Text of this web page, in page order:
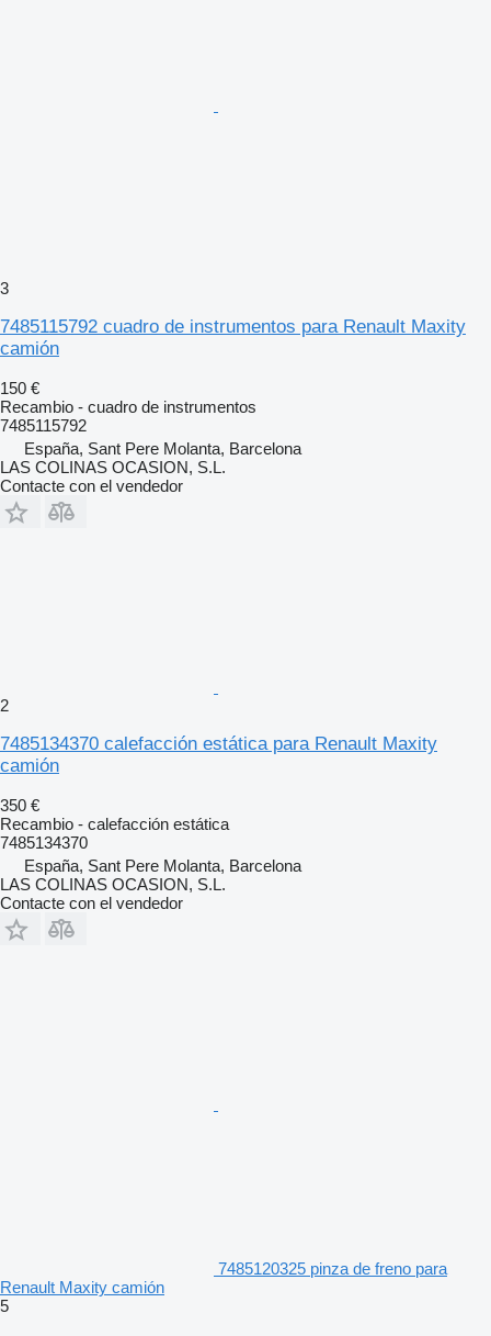
3
7485115792 cuadro de instrumentos para Renault Maxity
camión
150 €
Recambio - cuadro de instrumentos
7485115792
España, Sant Pere Molanta, Barcelona
LAS COLINAS OCASION, S.L.
Contacte con el vendedor
2
7485134370 calefacción estática para Renault Maxity
camión
350 €
Recambio - calefacción estática
7485134370
España, Sant Pere Molanta, Barcelona
LAS COLINAS OCASION, S.L.
Contacte con el vendedor
7485120325 pinza de freno para
Renault Maxity camión
5